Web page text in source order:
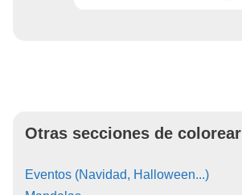
Otras secciones de colorear
Eventos (Navidad, Halloween...)